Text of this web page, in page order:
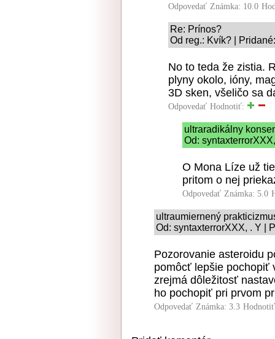
Odpovedať Známka: 10.0
Re: Prínos?
Od reg.: Kvík? |
No to teda že zistia.
plyny okolo, ióny,
3D sken, všeličo sa
Odpovedať Hodnotiť:
ultraradikálny
Od:
O Mona Líze už
pritom o nej
Odpovedať Známka: 5.0
ultraumiernený
Od: syntaxterrorXXX, . Y |
Pozorovanie asteroidu
pomôcť lepšie pochopiť
zrejmá dôležitosť
ho pochopiť pri prvom
Odpovedať Známka: 3.3